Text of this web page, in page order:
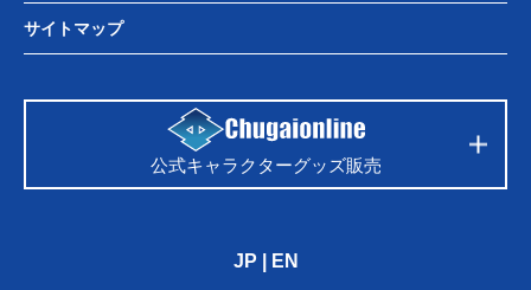
サイトマップ
公式キャラクターグッズ販売
JP EN